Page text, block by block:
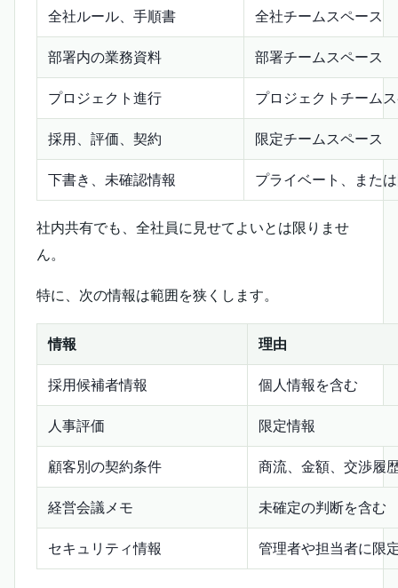
全社ルール、手順書 全社チームスペース
部署内の業務資料 部署チームスペース
プロジェクト進行 プロジェクトチーム
採用、評価、契約 限定チームスペース
下書き、未確認情報 プライベート、また
社内共有でも、全社員に見せてよいとは限りませ
ん。
特に、次の情報は範囲を狭くします。
情報 理由
採用候補者情報 個人情報を含む
人事評価 限定情報
顧客別の契約条件 商流、金額、交渉履
経営会議メモ 未確定の判断を含む
セキュリティ情報 管理者や担当者に限